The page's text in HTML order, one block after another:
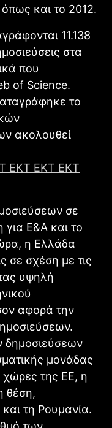
και το 2012.
11.138
στα
που
of Science.
το
ακολουθεί
σε
Ε&Α και το
η Ελλάδα
σε σχέση με τις
υψηλή
αφορά την
δημοσιεύσεων
μονάδας
χώρες της ΕΕ, η
θέση,
τη Ρουμανία.